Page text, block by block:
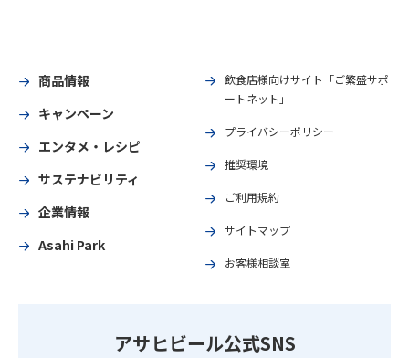
商品情報
キャンペーン
エンタメ・レシピ
サステナビリティ
企業情報
Asahi Park
飲食店様向けサイト「ご繁盛サポ
ートネット」
プライバシーポリシー
推奨環境
ご利用規約
サイトマップ
お客様相談室
アサヒビール公式SNS